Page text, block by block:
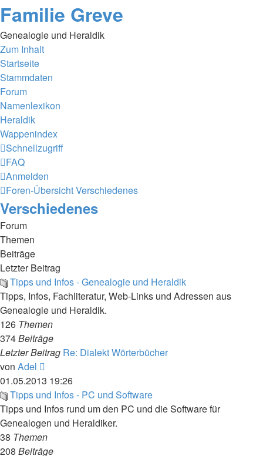
Familie Greve
Genealogie und Heraldik
Zum Inhalt
Startseite
Stammdaten
Forum
Namenlexikon
Heraldik
Wappenindex
Schnellzugriff
FAQ
Anmelden
Foren-ÜbersichtVerschiedenes
Verschiedenes
Forum
Themen
Beiträge
Letzter Beitrag
Tipps und Infos - Genealogie und Heraldik
Tipps, Infos, Fachliteratur, Web-Links und Adressen aus
Genealogie und Heraldik.
126 Themen
374Beiträge
Letzter Beitrag Re: Dialekt Wörterbücher
von Adel
Beitrag
01.05.2013 19:26
Tipps und Infos - PC und Software
Tipps und Infos rund um den PC und die Software für
Genealogen und Heraldiker.
38 Themen
208 Beiträge